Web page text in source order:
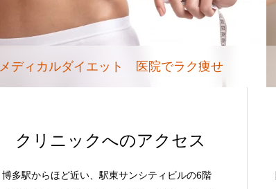
メディカルダイエット 医院でラク痩せ
クリニックへのアクセス
博多駅からほど近い、駅東サンシティビルの6階